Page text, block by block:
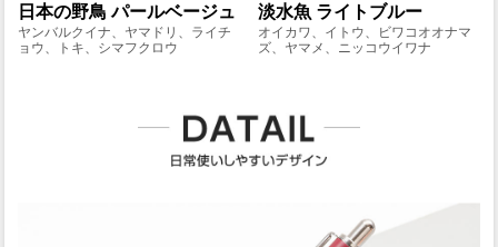
日本の野鳥 パールベージュ
ヤンバルクイナ、ヤマドリ、ライチ
ョウ、トキ、シマフクロウ
淡水魚 ライトブルー
オイカワ、イトウ、ビワコオオナマ
ズ、ヤマメ、ニッコウイワナ